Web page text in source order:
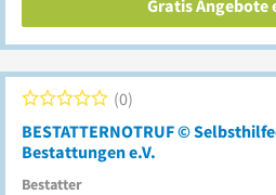
Gratis Angebote
BESTATTERNOTRUF ©
Bestattungen e.V.
Bestatter
0